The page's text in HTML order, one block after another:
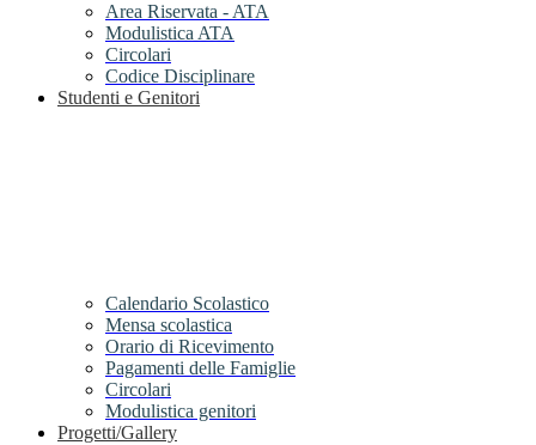
Area Riservata - ATA
Modulistica ATA
Circolari
Codice Disciplinare
Studenti e Genitori
Calendario Scolastico
Mensa scolastica
Orario di Ricevimento
Pagamenti delle Famiglie
Circolari
Modulistica genitori
Progetti/Gallery